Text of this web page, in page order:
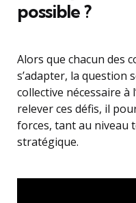
possible ?
Alors que chacun des
s’adapter, la question
collective nécessaire à
relever ces défis, il
forces, tant au niveau
stratégique.